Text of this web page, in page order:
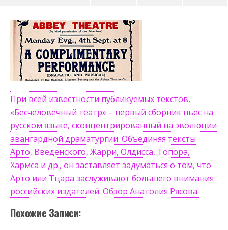
При всей известности публикуемых текстов,
«Бесчеловечный театр» – первый сборник пьес на
русском языке, сконцентрированный на эволюции
авангардной драматургии. Объединяя тексты
Арто, Введенского, Жарри, Олдисса, Топора,
Хармса и др., он заставляет задуматься о том, что
Арто или Тцара заслуживают большего внимания
российских издателей. Обзор Анатолия Рясова.
Похожие Записи: